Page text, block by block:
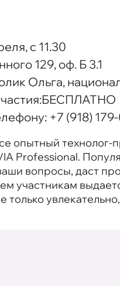
с 11.30
129, оф. Б 3.1
Ольга,
БЕСПЛАТНО
+7 (918)
опытный технолог-
Professional.
вопросы, даст
участникам
только